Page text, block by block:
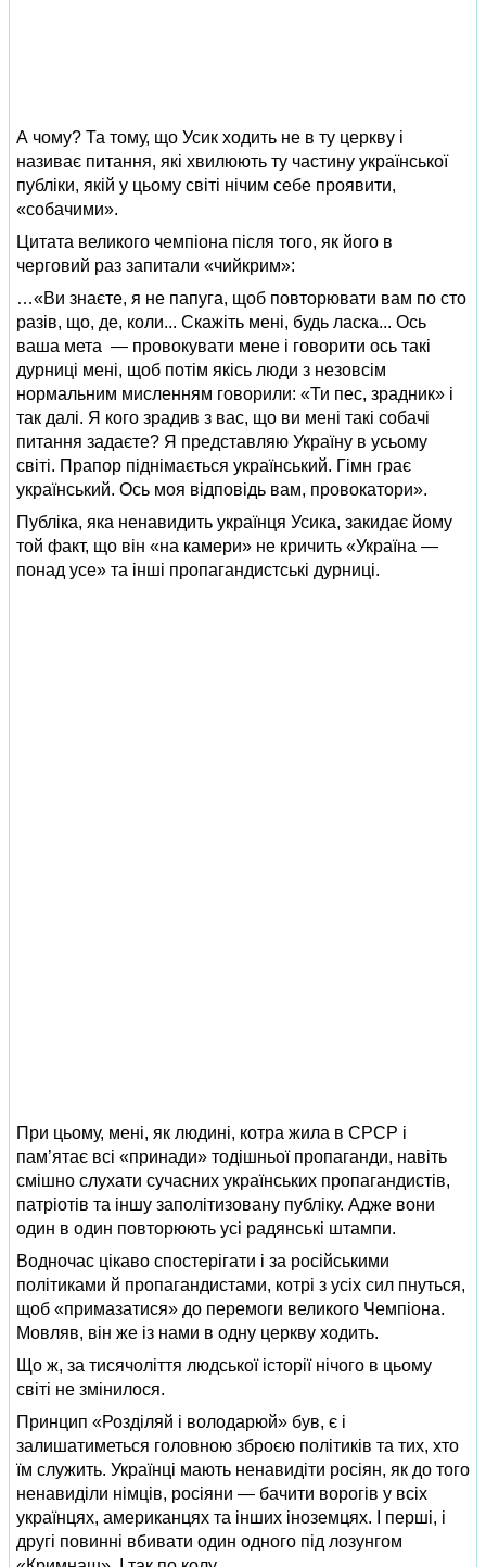
А чому? Та тому, що Усик ходить не в ту церкву і
називає питання, які хвилюють ту частину української
публіки, якій у цьому світі нічим себе проявити,
«собачими».
Цитата великого чемпіона після того, як його в
черговий раз запитали «чийкрим»:
…«Ви знаєте, я не папуга, щоб повторювати вам по сто
разів, що, де, коли... Скажіть мені, будь ласка... Ось
ваша мета — провокувати мене і говорити ось такі
дурниці мені, щоб потім якісь люди з незовсім
нормальним мисленням говорили: «Ти пес, зрадник» і
так далі. Я кого зрадив з вас, що ви мені такі собачі
питання задаєте? Я представляю Україну в усьому
світі. Прапор піднімається український. Гімн грає
український. Ось моя відповідь вам, провокатори».
Публіка, яка ненавидить українця Усика, закидає йому
той факт, що він «на камери» не кричить «Україна —
понад усе» та інші пропагандистські дурниці.
При цьому, мені, як людині, котра жила в СРСР і
пам’ятає всі «принади» тодішньої пропаганди, навіть
смішно слухати сучасних українських пропагандистів,
патріотів та іншу заполітизовану публіку. Адже вони
один в один повторюють усі радянські штампи.
Водночас цікаво спостерігати і за російськими
політиками й пропагандистами, котрі з усіх сил пнуться,
щоб «примазатися» до перемоги великого Чемпіона.
Мовляв, він же із нами в одну церкву ходить.
Що ж, за тисячоліття людської історії нічого в цьому
світі не змінилося.
Принцип «Розділяй і володарюй» був, є і
залишатиметься головною зброєю політиків та тих, хто
їм служить. Українці мають ненавидіти росіян, як до того
ненавиділи німців, росіяни — бачити ворогів у всіх
українцях, американцях та інших іноземцях. І перші, і
другі повинні вбивати один одного під лозунгом